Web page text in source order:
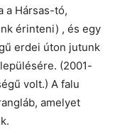
a Hársas-tó,
érinteni) , és egy
erdei úton jutunk
(2001-
volt.) A falu
amelyet